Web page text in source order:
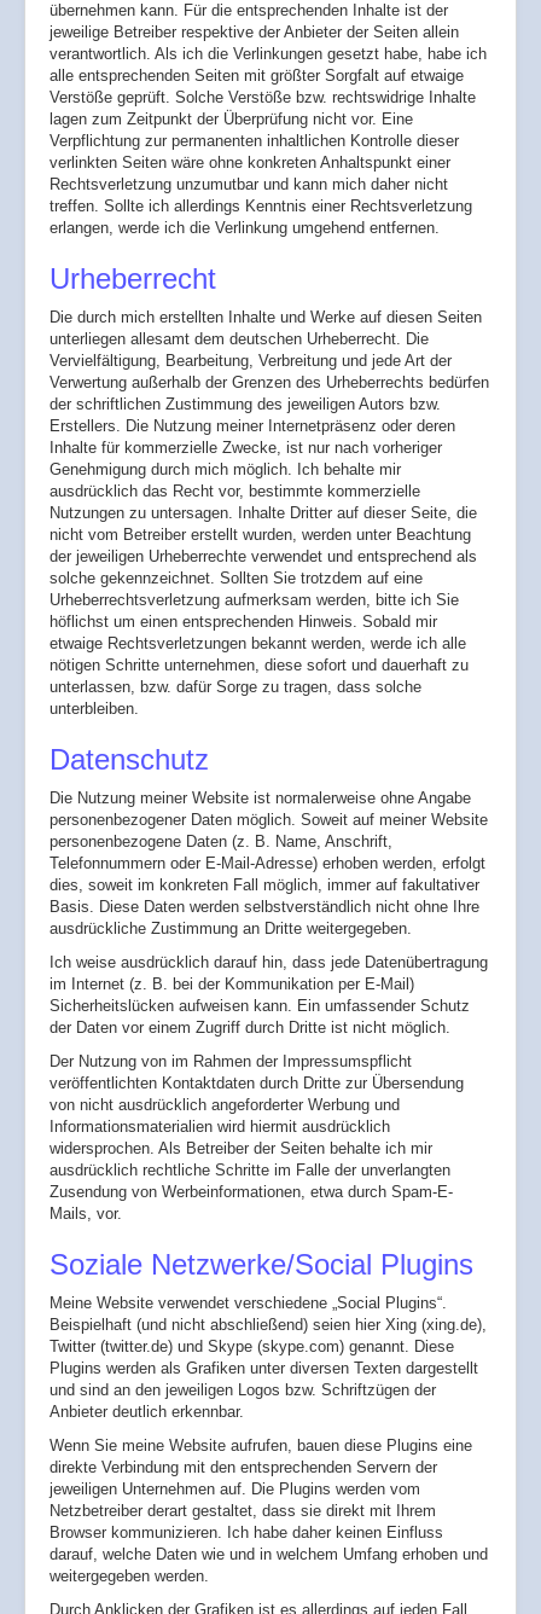
übernehmen kann. Für die entsprechenden Inhalte ist der
jeweilige Betreiber respektive der Anbieter der Seiten allein
verantwortlich. Als ich die Verlinkungen gesetzt habe, habe ich
alle entsprechenden Seiten mit größter Sorgfalt auf etwaige
Verstöße geprüft. Solche Verstöße bzw. rechtswidrige Inhalte
lagen zum Zeitpunkt der Überprüfung nicht vor. Eine
Verpflichtung zur permanenten inhaltlichen Kontrolle dieser
verlinkten Seiten wäre ohne konkreten Anhaltspunkt einer
Rechtsverletzung unzumutbar und kann mich daher nicht
treffen. Sollte ich allerdings Kenntnis einer Rechtsverletzung
erlangen, werde ich die Verlinkung umgehend entfernen.
Urheberrecht
Die durch mich erstellten Inhalte und Werke auf diesen Seiten
unterliegen allesamt dem deutschen Urheberrecht. Die
Vervielfältigung, Bearbeitung, Verbreitung und jede Art der
Verwertung außerhalb der Grenzen des Urheberrechts bedürfen
der schriftlichen Zustimmung des jeweiligen Autors bzw.
Erstellers. Die Nutzung meiner Internetpräsenz oder deren
Inhalte für kommerzielle Zwecke, ist nur nach vorheriger
Genehmigung durch mich möglich. Ich behalte mir
ausdrücklich das Recht vor, bestimmte kommerzielle
Nutzungen zu untersagen. Inhalte Dritter auf dieser Seite, die
nicht vom Betreiber erstellt wurden, werden unter Beachtung
der jeweiligen Urheberrechte verwendet und entsprechend als
solche gekennzeichnet. Sollten Sie trotzdem auf eine
Urheberrechtsverletzung aufmerksam werden, bitte ich Sie
höflichst um einen entsprechenden Hinweis. Sobald mir
etwaige Rechtsverletzungen bekannt werden, werde ich alle
nötigen Schritte unternehmen, diese sofort und dauerhaft zu
unterlassen, bzw. dafür Sorge zu tragen, dass solche
unterbleiben.
Datenschutz
Die Nutzung meiner Website ist normalerweise ohne Angabe
personenbezogener Daten möglich. Soweit auf meiner Website
personenbezogene Daten (z. B. Name, Anschrift,
Telefonnummern oder E-Mail-Adresse) erhoben werden, erfolgt
dies, soweit im konkreten Fall möglich, immer auf fakultativer
Basis. Diese Daten werden selbstverständlich nicht ohne Ihre
ausdrückliche Zustimmung an Dritte weitergegeben.
Ich weise ausdrücklich darauf hin, dass jede Datenübertragung
im Internet (z. B. bei der Kommunikation per E-Mail)
Sicherheitslücken aufweisen kann. Ein umfassender Schutz
der Daten vor einem Zugriff durch Dritte ist nicht möglich.
Der Nutzung von im Rahmen der Impressumspflicht
veröffentlichten Kontaktdaten durch Dritte zur Übersendung
von nicht ausdrücklich angeforderter Werbung und
Informationsmaterialien wird hiermit ausdrücklich
widersprochen. Als Betreiber der Seiten behalte ich mir
ausdrücklich rechtliche Schritte im Falle der unverlangten
Zusendung von Werbeinformationen, etwa durch Spam-E-
Mails, vor.
Soziale Netzwerke/Social Plugins
Meine Website verwendet verschiedene „Social Plugins“.
Beispielhaft (und nicht abschließend) seien hier Xing (xing.de),
Twitter (twitter.de) und Skype (skype.com) genannt. Diese
Plugins werden als Grafiken unter diversen Texten dargestellt
und sind an den jeweiligen Logos bzw. Schriftzügen der
Anbieter deutlich erkennbar.
Wenn Sie meine Website aufrufen, bauen diese Plugins eine
direkte Verbindung mit den entsprechenden Servern der
jeweiligen Unternehmen auf. Die Plugins werden vom
Netzbetreiber derart gestaltet, dass sie direkt mit Ihrem
Browser kommunizieren. Ich habe daher keinen Einfluss
darauf, welche Daten wie und in welchem Umfang erhoben und
weitergegeben werden.
Durch Anklicken der Grafiken ist es allerdings auf jeden Fall